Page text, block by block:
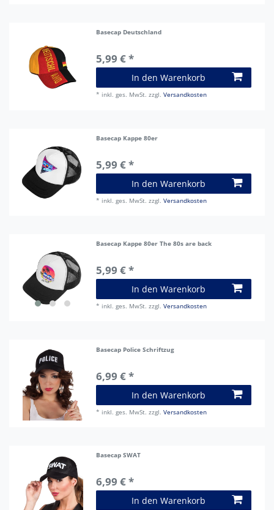
Basecap Deutschland
5,99 € *
In den Warenkorb
* inkl. ges. MwSt. zzgl.Versandkosten
Basecap Kappe 80er
5,99 € *
In den Warenkorb
* inkl. ges. MwSt. zzgl.Versandkosten
Basecap Kappe 80er The 80s are back
5,99 € *
In den Warenkorb
* inkl. ges. MwSt. zzgl.Versandkosten
Basecap Police Schriftzug
6,99 € *
In den Warenkorb
* inkl. ges. MwSt. zzgl.Versandkosten
Basecap SWAT
6,99 € *
In den Warenkorb